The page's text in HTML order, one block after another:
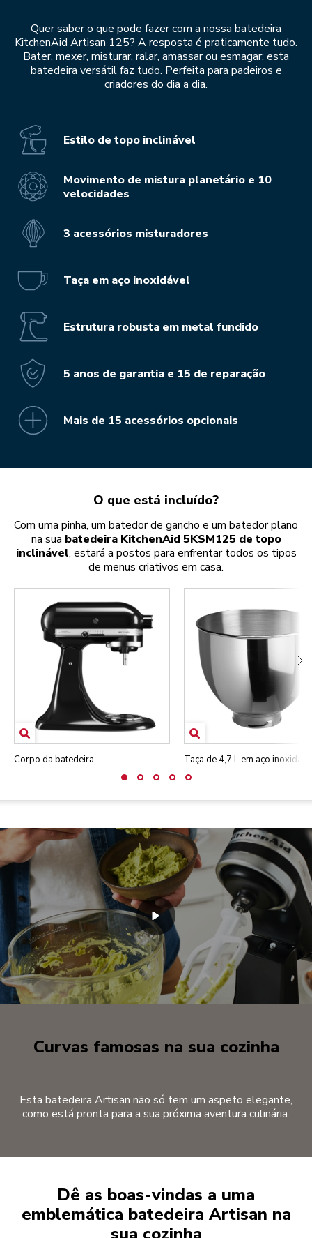
Quer saber o que pode fazer com a nossa batedeira
KitchenAid Artisan 125? A resposta é praticamente tudo.
Bater, mexer, misturar, ralar, amassar ou esmagar: esta
batedeira versátil faz tudo. Perfeita para padeiros e
criadores do dia a dia.
Estilo de topo inclinável
Movimento de mistura planetário e 10
velocidades
3 acessórios misturadores
Taça em aço inoxidável
Estrutura robusta em metal fundido
5 anos de garantia e 15 de reparação
Mais de 15 acessórios opcionais
O que está incluído?
Com uma pinha, um batedor de gancho e um batedor plano
na sua batedeira KitchenAid 5KSM125 de topo
inclinável, estará a postos para enfrentar todos os tipos
de menus criativos em casa.
Corpo da batedeira Taça de 4,7 L em aço
Curvas famosas na sua cozinha
Esta batedeira Artisan não só tem um aspeto elegante,
como está pronta para a sua próxima aventura culinária.
Dê as boas-vindas a uma
emblemática batedeira Artisan na